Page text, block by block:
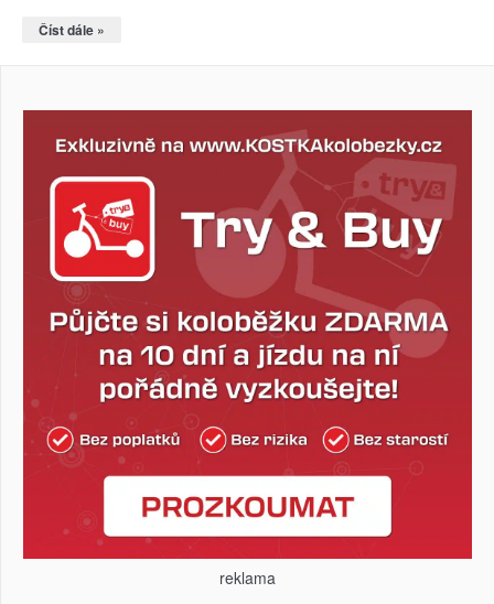
Číst dále »
reklama